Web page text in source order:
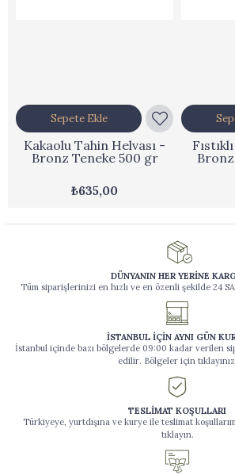
Kakaolu Tahin Helvası -
Bronz Teneke 500 gr
₺635,00
Sepete Ekle
DÜNYANIN HER YERİNE
Tüm siparişlerinizi en hızlı ve en özenli şekilde 24
İSTANBUL İÇİN AYNI GÜN
İstanbul içinde bazı bölgelerde 09:00 kadar verilen
edilir. Bölgeler için
TESLİMAT KOŞULLARI
Türkiyeye, yurtdışına ve kurye ile teslimat
tıklayın.